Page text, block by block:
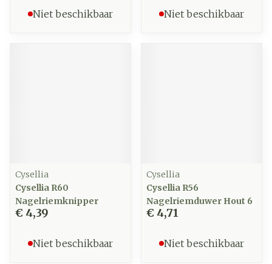
Niet beschikbaar Niet beschikbaar
Cysellia
Cysellia R60
Nagelriemknipper
€ 4,39
Niet beschikbaar
Cysellia
Cysellia R56
Nagelriemduwer Hout 6
€ 4,71
Niet beschikbaar